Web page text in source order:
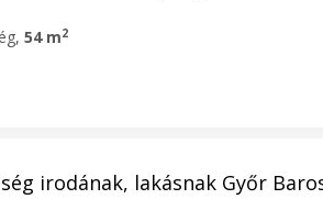
54 m2
irodának, lakásnak Győr